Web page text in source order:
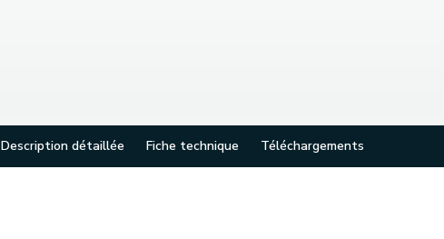
Description détaillée Fiche technique Téléchargements